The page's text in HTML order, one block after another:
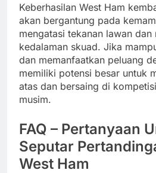
Keberhasilan West Ham
akan bergantung pada
mengatasi tekanan lawan dan
kedalaman skuad. Jika
dan memanfaatkan peluang
memiliki potensi besar untuk
atas dan bersaing di
musim.
FAQ – Pertanyaan
Seputar
West Ham